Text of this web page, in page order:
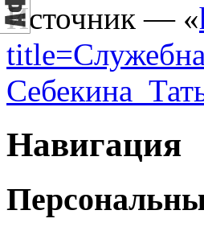
Источник — «
Навигация